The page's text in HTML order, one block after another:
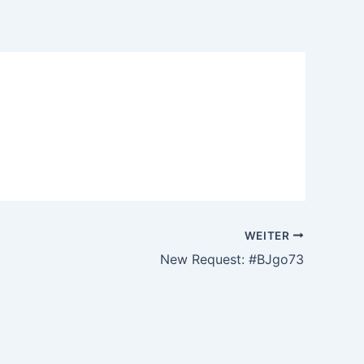
WEITER
New Request: #BJgo73